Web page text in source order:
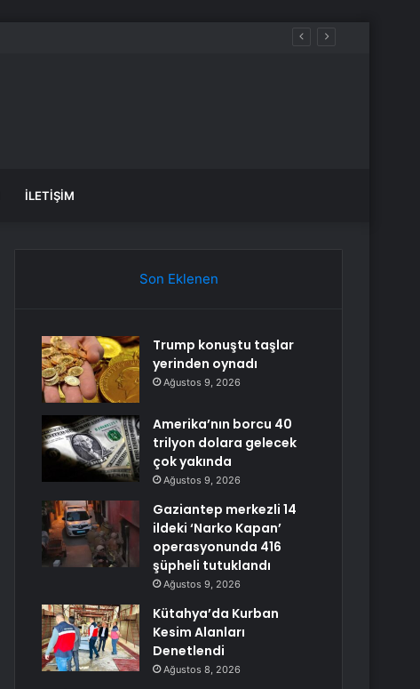
İLETIŞIM
Son Eklenen
Trump konuştu taşlar
yerinden oynadı
Ağustos 9, 2026
Amerika’nın borcu 40
trilyon dolara gelecek
çok yakında
Ağustos 9, 2026
Gaziantep merkezli 14
ildeki ‘Narko Kapan’
operasyonunda 416
şüpheli tutuklandı
Ağustos 9, 2026
Kütahya’da Kurban
Kesim Alanları
Denetlendi
Ağustos 8, 2026